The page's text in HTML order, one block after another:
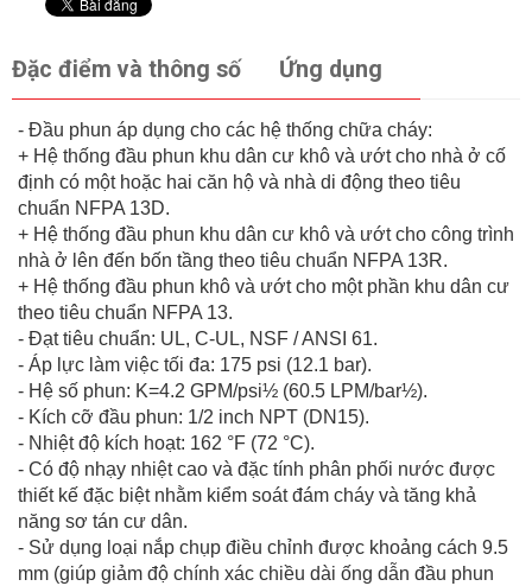
Đặc điểm và thông số Ứng dụng
- Đầu phun áp dụng cho các hệ thống chữa cháy:
+ Hệ thống đầu phun khu dân cư khô và ướt cho nhà ở cố
định có một hoặc hai căn hộ và nhà di động theo tiêu
chuẩn NFPA 13D.
+ Hệ thống đầu phun khu dân cư khô và ướt cho công trình
nhà ở lên đến bốn tầng theo tiêu chuẩn NFPA 13R.
+ Hệ thống đầu phun khô và ướt cho một phần khu dân cư
theo tiêu chuẩn NFPA 13.
- Đạt tiêu chuẩn: UL, C-UL, NSF / ANSI 61.
- Áp lực làm việc tối đa: 175 psi (12.1 bar).
- Hệ số phun: K=4.2 GPM/psi½ (60.5 LPM/bar½).
- Kích cỡ đầu phun: 1/2 inch NPT (DN15).
- Nhiệt độ kích hoạt: 162 °F (72 °C).
- Có độ nhạy nhiệt cao và đặc tính phân phối nước được
thiết kế đặc biệt nhằm kiểm soát đám cháy và tăng khả
năng sơ tán cư dân.
- Sử dụng loại nắp chụp điều chỉnh được khoảng cách 9.5
mm (giúp giảm độ chính xác chiều dài ống dẫn đầu phun